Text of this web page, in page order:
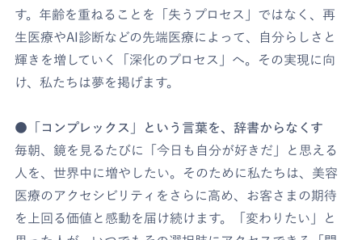
す。年齢を重ねることを「失うプロセス」ではなく、再
生医療やAI診断などの先端医療によって、自分らしさと
輝きを増していく「深化のプロセス」へ。その実現に向
け、私たちは夢を掲げます。
●「コンプレックス」という言葉を、辞書からなくす
毎朝、鏡を見るたびに「今日も自分が好きだ」と思える
人を、世界中に増やしたい。そのために私たちは、美容
医療のアクセシビリティをさらに高め、お客さまの期待
を上回る価値と感動を届け続けます。「変わりたい」と